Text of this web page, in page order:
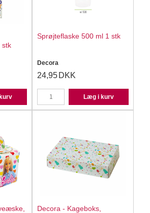
stk
Sprøjteflaske 500 ml 1 stk
Decora
24,95 DKK
Læg i kurv
Decora - Kageboks,